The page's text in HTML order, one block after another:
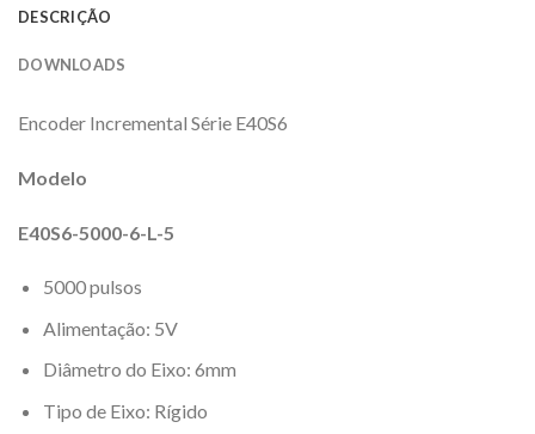
DESCRIÇÃO
DOWNLOADS
Encoder Incremental Série E40S6
Modelo
E40S6-5000-6-L-5
5000 pulsos
Alimentação: 5V
Diâmetro do Eixo: 6mm
Tipo de Eixo: Rígido